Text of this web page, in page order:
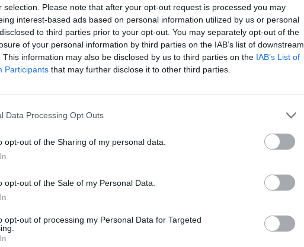
selection. Please note that after your opt-out request is processed you may
interest-based ads based on personal information utilized by us or personal
to third parties prior to your opt-out. You may separately opt-out of the
of your personal information by third parties on the IAB’s list of downstream
This information may also be disclosed by us to third parties on the IAB’s List of
Participants that may further disclose it to other third parties.
Data Processing Opt Outs
opt-out of the Sharing of my personal data.
opt-out of the Sale of my Personal Data.
opt-out of processing my Personal Data for Targeted
in serie A.
e affondapoco più tardi, dopo essersi presa
rigore concesso ancora per un’inutile fallo
Ribery che tutto sembra avere fuorché
sulle rive dell’Arno. Il francese affonda
milanista e sigilla così col gol la sua
ovation
con una bella azione personale regala un
in crisi l’avversario con quell’attacco mobile e